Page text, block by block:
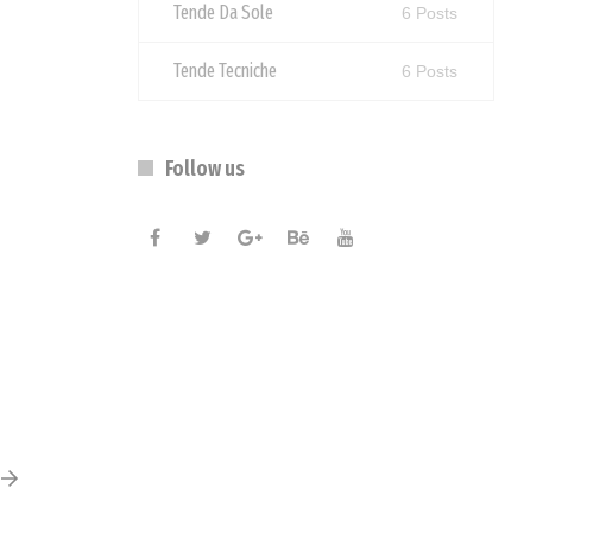
Tende Da Sole 6 Posts
Tende Tecniche 6 Posts
Follow us